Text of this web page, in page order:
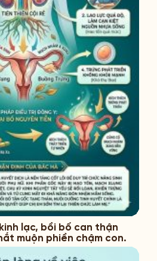
lạc, bồi bổ can thận
muộn phiền chậm con.